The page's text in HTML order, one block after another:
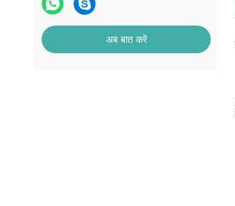
अब बात करें